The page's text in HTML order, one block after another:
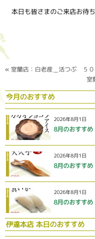
本日も皆さまのご来店お待ち
« 室蘭店：白老産＿活つぶ ５
室
今月のおすすめ
2026年8月1日
8月のおすすめ
2026年8月1日
8月のおすすめ
2026年8月1日
8月のおすすめ
伊達本店 本日のおすすめ